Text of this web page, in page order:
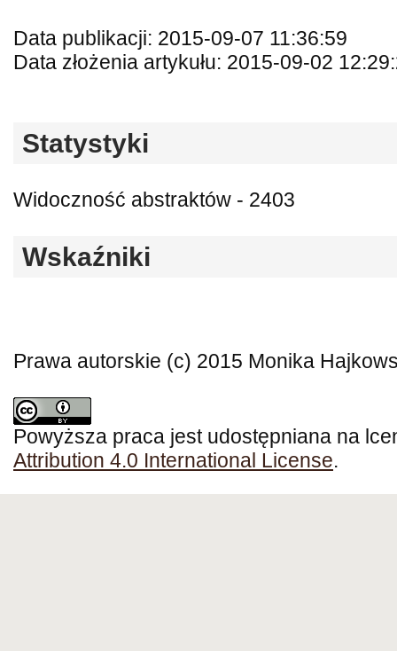
Data publikacji: 2015-09-07 11:36:59
Data złożenia artykułu: 2015-09-02
Statystyki
Widoczność abstraktów - 2403
Wskaźniki
Prawa autorskie (c) 2015 Monika
Powyższa praca jest udostępniana na
Attribution 4.0 International License.